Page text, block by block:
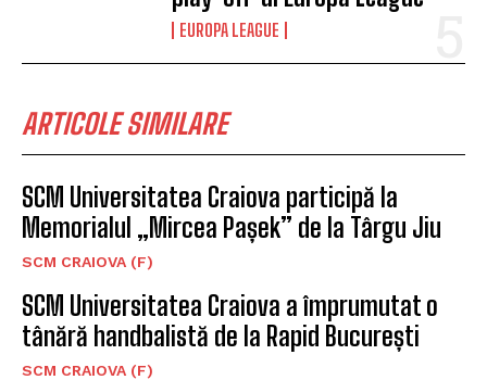
EUROPA LEAGUE
ARTICOLE SIMILARE
SCM Universitatea Craiova participă la
Memorialul „Mircea Pașek” de la Târgu Jiu
SCM CRAIOVA (F)
SCM Universitatea Craiova a împrumutat o
tânără handbalistă de la Rapid București
SCM CRAIOVA (F)